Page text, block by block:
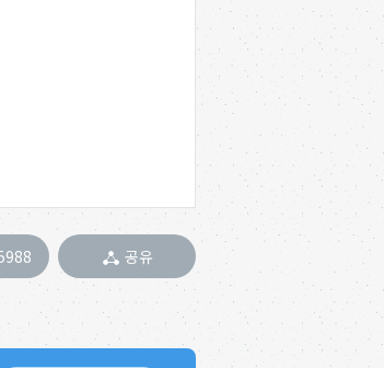
공유